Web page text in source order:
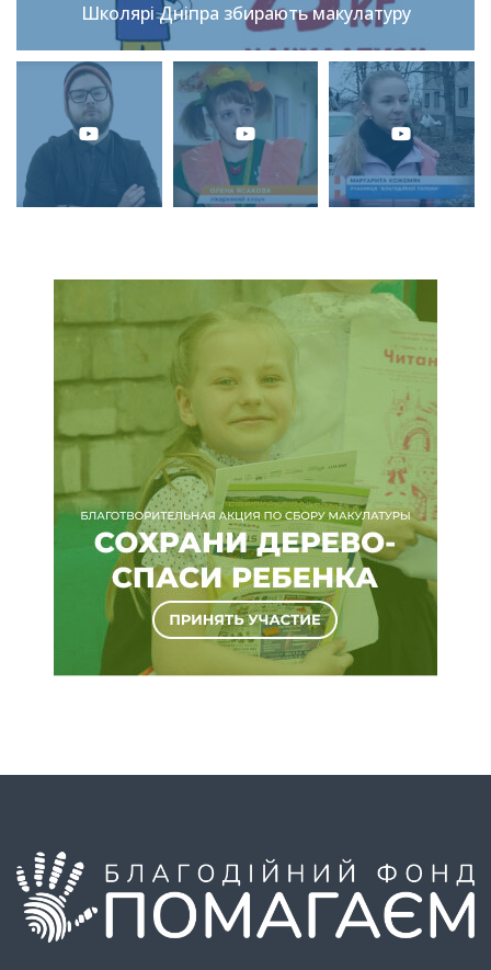
Школярі Дніпра збирають макулатуру